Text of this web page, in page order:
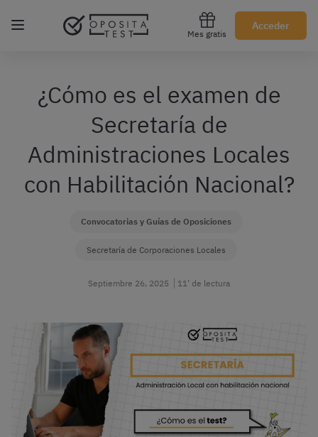
Mes gratis
Acceder
Regístrate gratis
¿Cómo es el examen de
Secretaría de
Administraciones Locales
con Habilitación Nacional?
Convocatorias y Guías de Oposiciones
Secretaría de Corporaciones Locales
Septiembre 26, 2025 11’ de lectura